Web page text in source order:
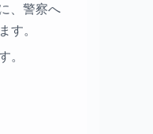
、警察へ
す。
。